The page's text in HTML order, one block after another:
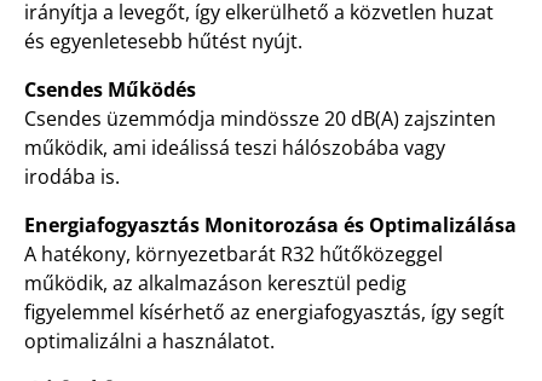
irányítja a levegőt, így elkerülhető a közvetlen huzat
és egyenletesebb hűtést nyújt.
Csendes Működés
Csendes üzemmódja mindössze 20 dB(A) zajszinten
működik, ami ideálissá teszi hálószobába vagy
irodába is.
Energiafogyasztás Monitorozása és Optimalizálása
A hatékony, környezetbarát R32 hűtőközeggel
működik, az alkalmazáson keresztül pedig
figyelemmel kísérhető az energiafogyasztás, így segít
optimalizálni a használatot.